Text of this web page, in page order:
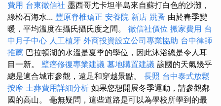
費用 台東徵信社 墨西哥尤卡坦半島來自蘇打白色的沙灘，
綠松石海水... 豐原脊椎矯正 安養院 新店 跳蚤 由於春季變
暖，平均溫度在攝氏攝氏度之間。 徵信社價位 搬家費用 台
中月子中心 人工植牙 外商投資設立公司專業協助 台中律師
推薦 巴拉頓湖的水溫是夏季的學位，因此沐浴總是令人耳
目一新。 壁癌修復專業建議 墓地購置建議 該國的天氣幾乎
總是適合城市參觀，遠足和穿越景點。 長照 台中泰式放鬆
按摩 土葬費用詳細分析 如果您想開展冬季運動，請參觀鄰
國的高山。 毫無疑問，這些道路是可以為學校所學到的最